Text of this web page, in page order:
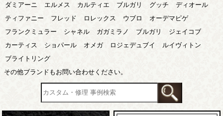
ダミアーニ
エルメス カルティエ ブルガリ グッチ
ディオール
ティファニー
フレッド ロレックス ウブロ
オーデマピゲ
フランクミュラー
シャネル ガガミラノ ブルガリ
ジェイコブ
カーティス
ショパール オメガ ロジェデュブイ
ルイヴィトン
ブライトリング
その他ブランドもお問い合わせください。